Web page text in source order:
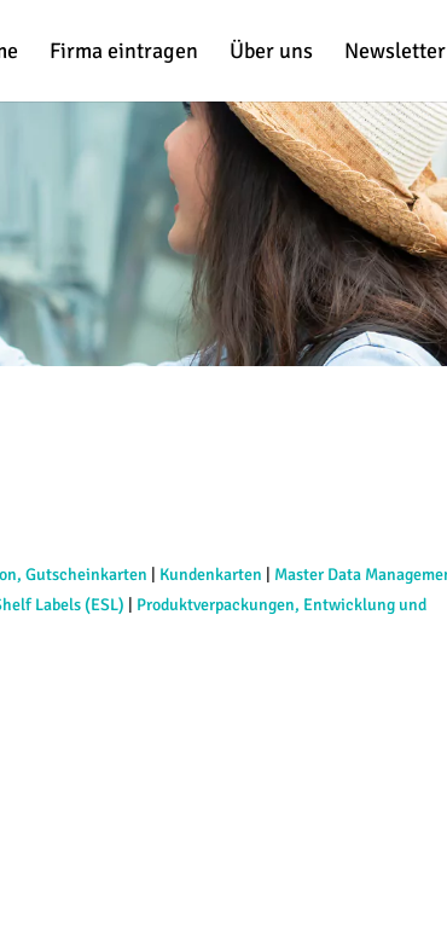
Firma eintragen Über uns Newsletter
Gutscheinkarten Kundenkarten
Master Data
Labels (ESL)
Produktverpackungen, Entwicklung und